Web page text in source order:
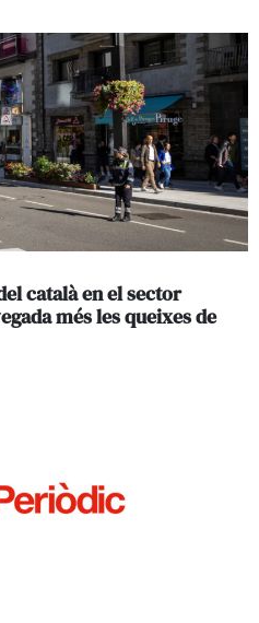
català en el sector
més les queixes de